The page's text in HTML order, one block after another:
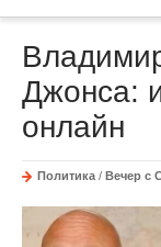
Джонса:
онлайн
Политика / Вечер с